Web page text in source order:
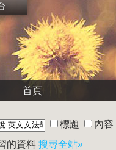
首頁
標題
內容
的資料 搜尋全站»